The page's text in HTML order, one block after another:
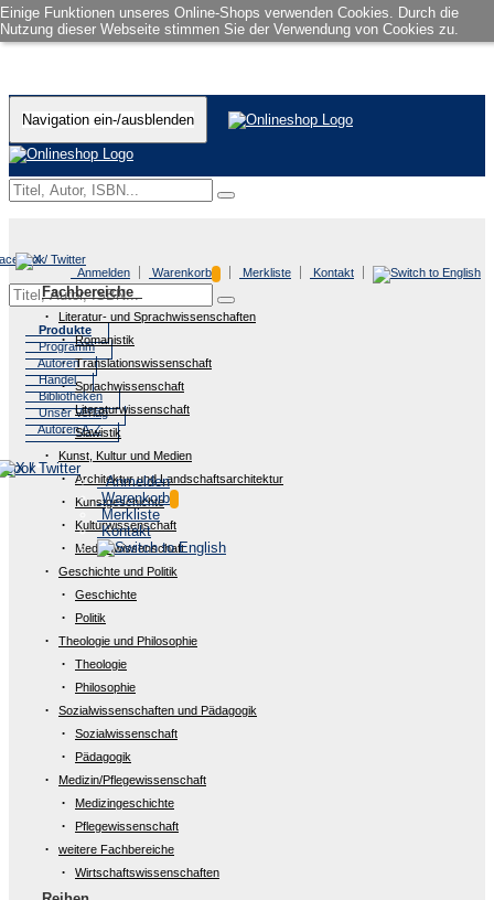
Einige Funktionen unseres Online-Shops verwenden Cookies. Durch die
Nutzung dieser Webseite stimmen Sie der Verwendung von Cookies zu.
Navigation ein-/ausblenden
Anmelden Warenkorb Merkliste Kontakt
Produkte
Programm
Autoren
Handel
Bibliotheken
Unser Verlag
Autoren A-Z
Anmelden
Warenkorb
Merkliste
Kontakt
Fachbereiche
Literatur- und Sprachwissenschaften
Romanistik
Translationswissenschaft
Sprachwissenschaft
Literaturwissenschaft
Slawistik
Kunst, Kultur und Medien
Architektur und Landschaftsarchitektur
Kunstgeschichte
Kulturwissenschaft
Medienwissenschaft
Geschichte und Politik
Geschichte
Politik
Theologie und Philosophie
Theologie
Philosophie
Sozialwissenschaften und Pädagogik
Sozialwissenschaft
Pädagogik
Medizin/Pflegewissenschaft
Medizingeschichte
Pflegewissenschaft
weitere Fachbereiche
Wirtschaftswissenschaften